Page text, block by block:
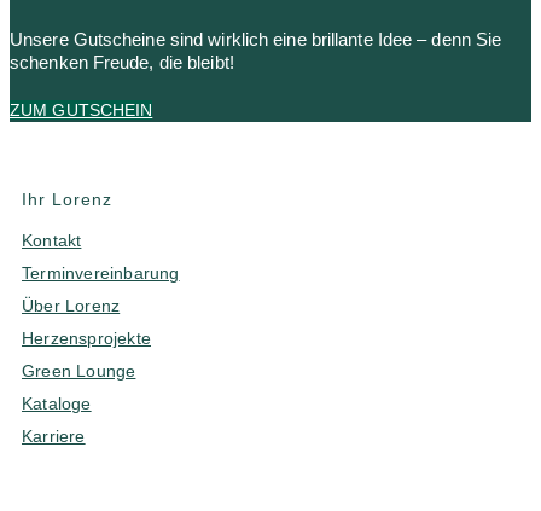
Unsere Gutscheine sind wirklich eine brillante Idee – denn Sie
schenken Freude, die bleibt!
ZUM GUTSCHEIN
Ihr Lorenz
Kontakt
Terminvereinbarung
Über Lorenz
Herzensprojekte
Green Lounge
Kataloge
Karriere